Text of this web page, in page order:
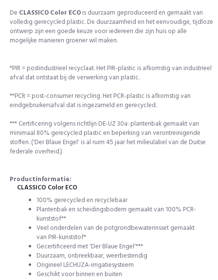
kortingscode
Door op de button te klikken ga je akkoord met de
privacyvoorwaarden.
De CLASSICO Color ECOis duurzaam geproduceerd en gemaakt van
volledig gerecycled plastic. De duurzaamheid en het eenvoudige, tijdloze
ontwerp zijn een goede keuze voor iedereen die zijn huis op alle
mogelijke manieren groener wil maken.
*PIR = postindustrieel recyclaat. Het PIR-plastic is afkomstig van industrieel
afval dat ontstaat bij de verwerking van plastic.
**PCR = post-consumer recycling. Het PCR-plastic is afkomstig van
eindgebruikersafval dat is ingezameld en gerecycled.
*** Certificering volgens richtlijn DE-UZ 30a: plantenbak gemaakt van
minimaal 80% gerecycled plastic en beperking van verontreinigende
stoffen. ('Der Blaue Engel' is al ruim 45 jaar het milieulabel van de Duitse
federale overheid.)
Productinformatie:
CLASSICO Color ECO
100% gerecycled en recyclebaar
Plantenbak en scheidingsbodem gemaakt van 100% PCR-
kunststof**
Veel onderdelen van de potgrondbewaterinsset gemaakt
van PIR-kunststof*
Gecertificeerd met 'Der Blaue Engel'***
Duurzaam, onbreekbaar, weerbestendig
Origineel LECHUZA-irrigatiesysteem
Geschikt voor binnen en buiten